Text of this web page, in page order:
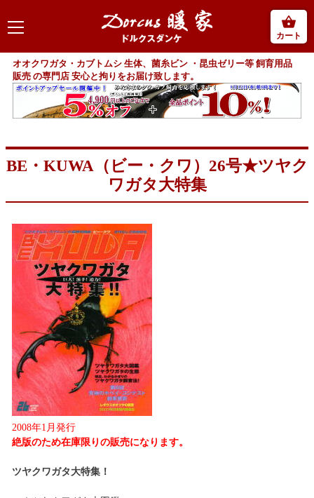
カート
オオクワガタ・カブトムシ 生体、菌糸ビン ・昆虫ゼリー等 飼育用品
販売 の専門店 安心と拘りをお届け致します。
BE・KUWA（ビー・クワ）26号★ツヤク
ワガタ大特集
2008年1月発行
絶版のため在庫限りの販売になります。
ツヤクワガタ大特集！